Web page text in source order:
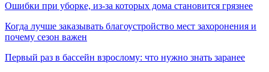
Ошибки при уборке, из-за которых дома становится грязнее
Когда лучше заказывать благоустройство мест захоронения и
почему сезон важен
Первый раз в бассейн взрослому: что нужно знать заранее